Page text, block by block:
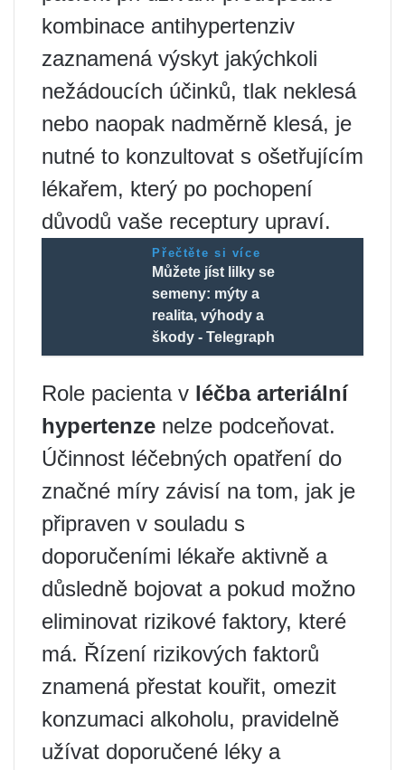
kombinace antihypertenziv
zaznamená výskyt jakýchkoli
nežádoucích účinků, tlak neklesá
nebo naopak nadměrně klesá, je
nutné to konzultovat s ošetřujícím
lékařem, který po pochopení
důvodů vaše receptury upraví.
Přečtěte si více
Můžete jíst lilky se
semeny: mýty a
realita, výhody a
škody - Telegraph
Role pacienta v léčba arteriální
hypertenze nelze podceňovat.
Účinnost léčebných opatření do
značné míry závisí na tom, jak je
připraven v souladu s
doporučeními lékaře aktivně a
důsledně bojovat a pokud možno
eliminovat rizikové faktory, které
má. Řízení rizikových faktorů
znamená přestat kouřit, omezit
konzumaci alkoholu, pravidelně
užívat doporučené léky a